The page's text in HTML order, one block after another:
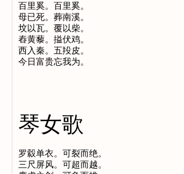
百里奚。百里奚。
母已死。葬南溪。
坟以瓦。覆以柴。
舂黄藜。搤伏鸡。
西入秦。五羖皮。
琴女歌
罗縠单衣。可裂而绝。
三尺屏风。可超而越。